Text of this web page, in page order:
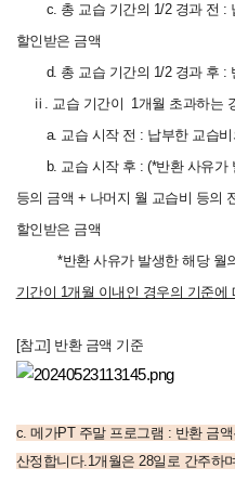
c. 총 교습 기간의 1/2 경과 전 :
할인받은 금액
d. 총 교습 기간의 1/2 경과 후 :
ⅱ.
교습 기간이 1개월 초과하는
a. 교습 시작 전 : 납부한 교습비
b. 교습 시작 후 : (*반환 사유가
등의 금액 + 나머지 월 교습비 등의
할인받은 금액
*반환 사유가 발생한 해당 월의
기간이 1개월 이내인 경우의 기준에
[참고] 반환 금액 기준
c. 메가PT 주말 프로그램 : 반환 금
산정합니다.1개월은 28일로 간주하